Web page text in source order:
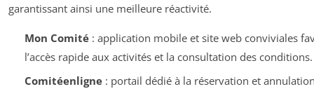
garantissant ainsi une meilleure réactivité.
Mon Comité: application mobile et site web conviviales
l’accès rapide aux activités et la consultation des conditions.
Comitéenligne: portail dédié à la réservation et